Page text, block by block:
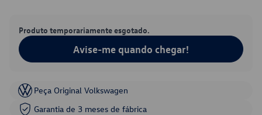
Produto temporariamente esgotado.
Avise-me quando chegar!
Peça Original Volkswagen
Garantia de 3 meses de fábrica